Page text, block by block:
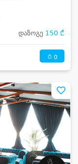
დაზოგე 150 ₾
0